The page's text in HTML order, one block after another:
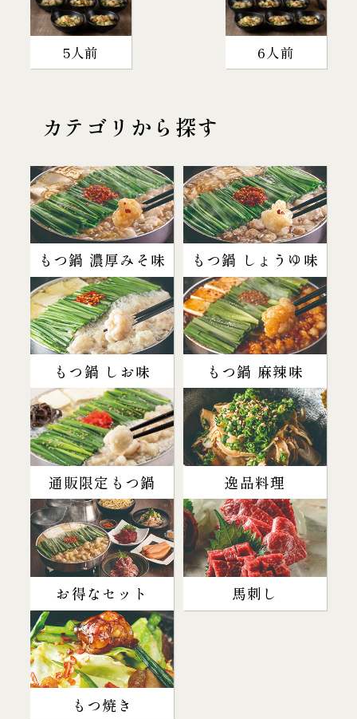
5人前 6人前
カテゴリから探す
もつ鍋 濃厚みそ味 もつ鍋 しょうゆ味
もつ鍋 しお味 もつ鍋 麻辣味
通販限定もつ鍋 逸品料理
お得なセット 馬刺し
もつ焼き